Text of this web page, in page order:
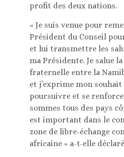
profit des deux nations.
« Je suis venue pour
Président du Conseil
et lui transmettre les
ma Présidente. Je salue
fraternelle entre la
et j’exprime mon
poursuivre et se
sommes tous des pays
est important dans le
zone de libre-échange
africaine » a-t-elle